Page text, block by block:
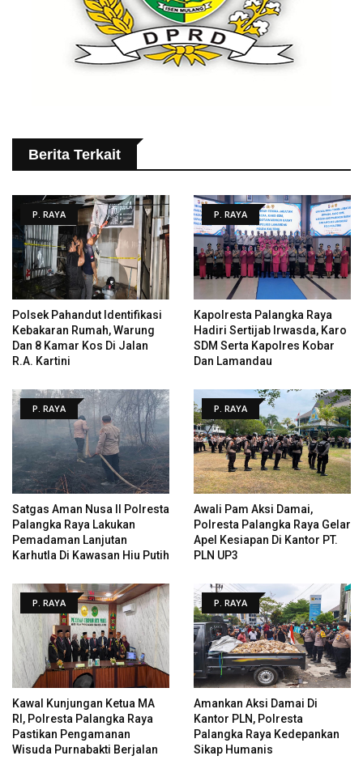
Berita Terkait
P. RAYA
Polsek Pahandut Identifikasi
Kebakaran Rumah, Warung
Dan 8 Kamar Kos Di Jalan
R.A. Kartini
P. RAYA
Kapolresta Palangka Raya
Hadiri Sertijab Irwasda, Karo
SDM Serta Kapolres Kobar
Dan Lamandau
P. RAYA
Satgas Aman Nusa II Polresta
Palangka Raya Lakukan
Pemadaman Lanjutan
Karhutla Di Kawasan Hiu Putih
P. RAYA
Awali Pam Aksi Damai,
Polresta Palangka Raya Gelar
Apel Kesiapan Di Kantor PT.
PLN UP3
P. RAYA
Kawal Kunjungan Ketua MA
RI, Polresta Palangka Raya
Pastikan Pengamanan
Wisuda Purnabakti Berjalan
P. RAYA
Amankan Aksi Damai Di
Kantor PLN, Polresta
Palangka Raya Kedepankan
Sikap Humanis